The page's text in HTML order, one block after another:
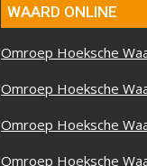
WAARD ONLINE
Omroep Hoeksche
Omroep Hoeksche
Omroep Hoeksche
Omroep Hoeksche